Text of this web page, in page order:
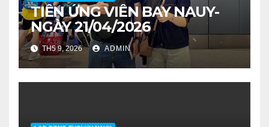
TIỄN ỨNG VIÊN BAY NAUY-
NGÀY 21/04/2026
TH5 9, 2026 ADMIN